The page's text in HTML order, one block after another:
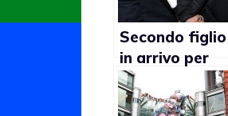
Secondo figlio
in arrivo per
Elton John e
David Furnish?